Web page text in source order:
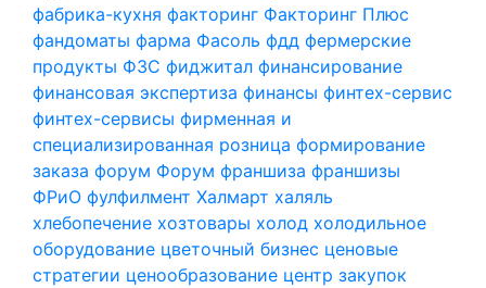
фабрика-кухня факторинг Факторинг Плюс
фандоматы фарма Фасоль фдд фермерские
продукты ФЗС фиджитал финансирование
финансовая экспертиза финансы финтех-сервис
финтех-сервисы фирменная и
специализированная розница формирование
заказа форум Форум франшиза франшизы
ФРиО фулфилмент Халмарт халяль
хлебопечение хозтовары холод холодильное
оборудование цветочный бизнес ценовые
стратегии ценообразование центр закупок